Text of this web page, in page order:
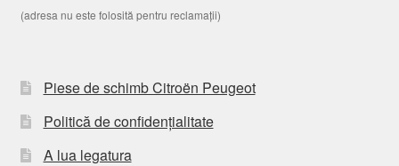
(adresa nu este folosită pentru reclamații)
Piese de schimb Citroën Peugeot
Politică de confidențialitate
A lua legatura